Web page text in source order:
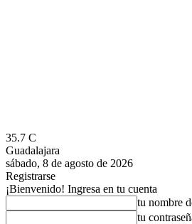
35.7 C
Guadalajara
sábado, 8 de agosto de 2026
Registrarse
¡Bienvenido! Ingresa en tu cuenta
tu nombre
tu